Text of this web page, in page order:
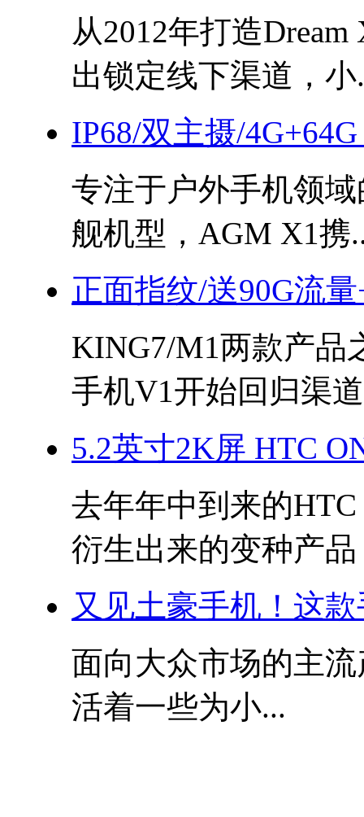
从2012年打造
出锁定线下渠道，小
IP68/双主摄/
专注于户外手机领
舰机型，AGM X1携
正面指纹/送90G流
KING7/M1两款产品
手机V1开始回归渠
5.2英寸2K屏 HTC
去年年中到来的
衍生出来的变种产品
又见土豪手机！这
面向大众市场的主
活着一些为小...